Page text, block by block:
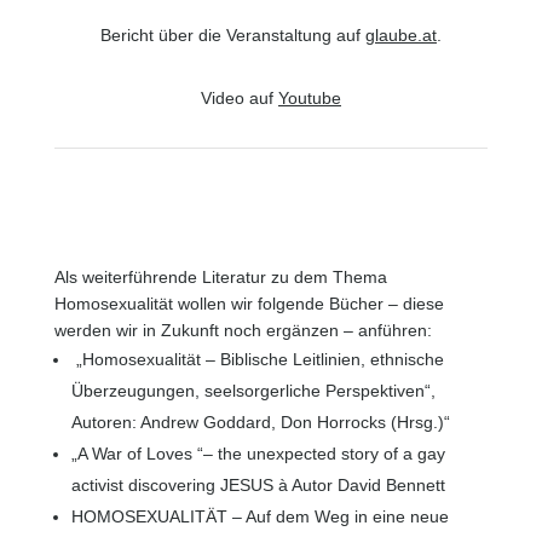
Bericht über die Veranstaltung auf glaube.at.
Video auf Youtube
Als weiterführende Literatur zu dem Thema
Homosexualität wollen wir folgende Bücher – diese
werden wir in Zukunft noch ergänzen – anführen:
„Homosexualität – Biblische Leitlinien, ethnische
Überzeugungen, seelsorgerliche Perspektiven“,
Autoren: Andrew Goddard, Don Horrocks (Hrsg.)“
„A War of Loves “– the unexpected story of a gay
activist discovering JESUS à Autor David Bennett
HOMOSEXUALITÄT – Auf dem Weg in eine neue